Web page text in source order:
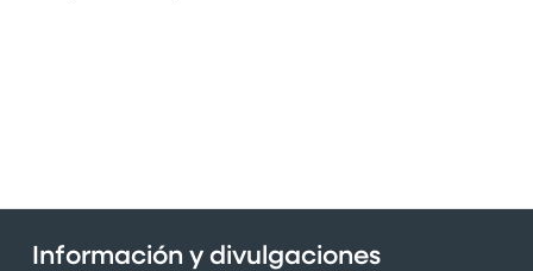
Información y divulgaciones